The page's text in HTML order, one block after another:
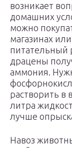
возникает
домашних
можно
магазинах
питательный
драцены
аммония.
растворить в
литра
лучше
Навоз